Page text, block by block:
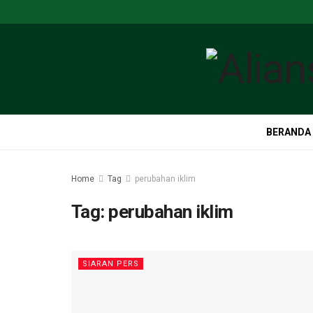
BERANDA
Home Tag perubahan iklim
Tag: perubahan iklim
SIARAN PERS